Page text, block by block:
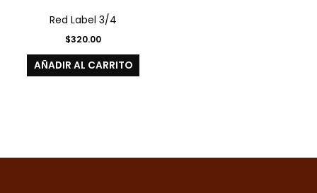
Red Label 3/4
$320.00
AÑADIR AL CARRITO